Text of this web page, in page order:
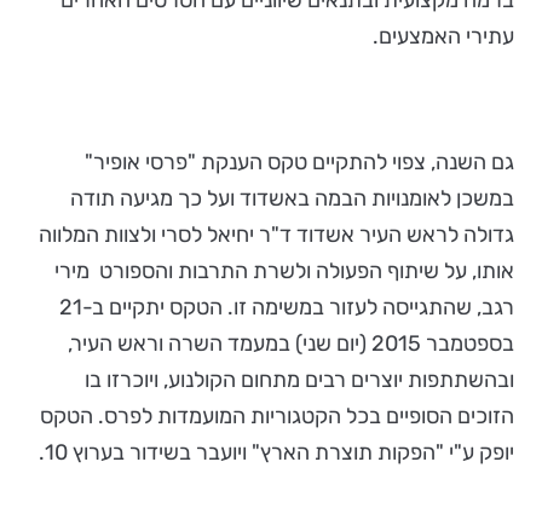
עתירי האמצעים.
גם השנה, צפוי להתקיים טקס הענקת "פרסי אופיר"
במשכן לאומנויות הבמה באשדוד ועל כך מגיעה תודה
גדולה לראש העיר אשדוד ד"ר יחיאל לסרי ולצוות המלווה
אותו, על שיתוף הפעולה ולשרת התרבות והספורט מירי
רגב, שהתגייסה לעזור במשימה זו. הטקס יתקיים ב-21
בספטמבר 2015 (יום שני) במעמד השרה וראש העיר,
ובהשתתפות יוצרים רבים מתחום הקולנוע, ויוכרזו בו
הזוכים הסופיים בכל הקטגוריות המועמדות לפרס. הטקס
יופק ע"י "הפקות תוצרת הארץ" ויועבר בשידור בערוץ 10.